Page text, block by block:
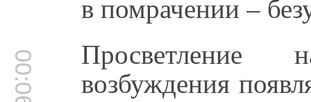
в помрачении –
Просветление
возбуждения